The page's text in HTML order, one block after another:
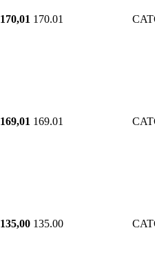
170,01 170.01
169,01 169.01
135,00 135.00